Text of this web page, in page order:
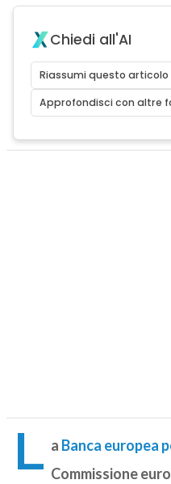
Chiedi all'AI
Riassumi questo articolo
Approfondisci con altre
L a Banca europea
Commissione